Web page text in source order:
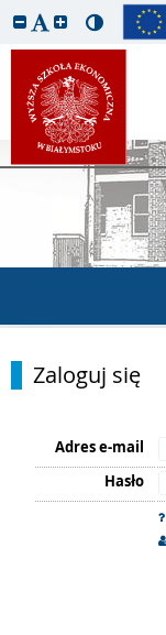
Zaloguj się
Adres e-mail
Hasło